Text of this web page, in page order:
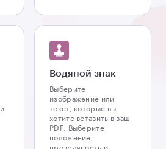
Водяной знак
Выберите
изображение или
текст, которые вы
хотите вставить в ваш
PDF. Выберите
положение,
прозрачность и